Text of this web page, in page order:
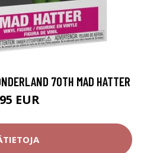
70TH MAD HATTER
EUR